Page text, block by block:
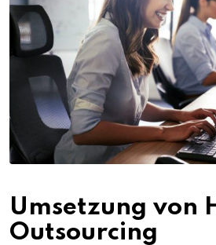
Umsetzung von
Outsourcing